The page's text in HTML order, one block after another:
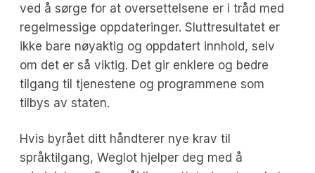
ved å sørge for at oversettelsene er i tråd med
regelmessige oppdateringer. Sluttresultatet er
ikke bare nøyaktig og oppdatert innhold, selv
om det er så viktig. Det gir enklere og bedre
tilgang til tjenestene og programmene som
tilbys av staten.
Hvis byrået ditt håndterer nye krav til
språktilgang, Weglot hjelper deg med å